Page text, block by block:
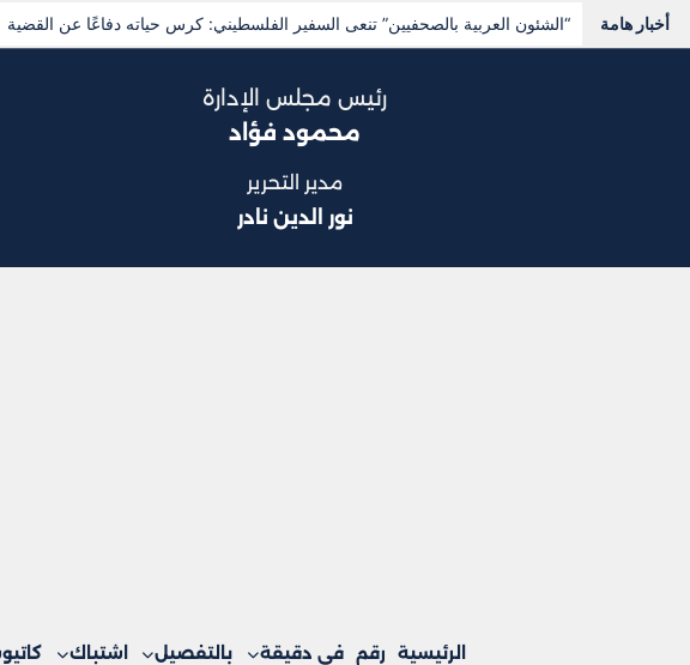
أخبار هامة “الشئون العربية بالصحفيين” تنعى السفير الفلسطيني: كرس حياته دفاعًا عن القضية
رئيس مجلس الإدارة
محمود فؤاد
مدير التحرير
نور الدين نادر
الرئيسية رقم في دقيقة بالتفصيل اشتباك